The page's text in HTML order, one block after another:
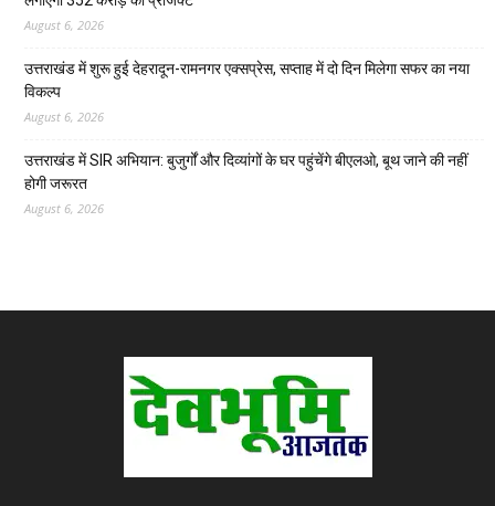
August 6, 2026
उत्तराखंड में शुरू हुई देहरादून-रामनगर एक्सप्रेस, सप्ताह में दो दिन मिलेगा सफर का नया
विकल्प
August 6, 2026
उत्तराखंड में SIR अभियान: बुजुर्गों और दिव्यांगों के घर पहुंचेंगे बीएलओ, बूथ जाने की नहीं
होगी जरूरत
August 6, 2026